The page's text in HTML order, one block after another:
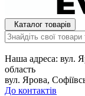
Каталог товарів
Наша адреса: вул.
область
вул. Ярова,
До контактів